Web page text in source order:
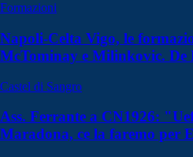
Formazioni
Napoli-Celta Vigo, le
McTominay e Milinkovic. De
Castel di Sangro
Ass. Ferrante a CN1926:
Maradona, ce la faremo per